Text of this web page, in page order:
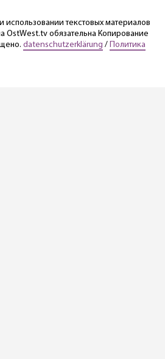
текстовых материалов
OstWest.tv обязательна Копирование
datenschutzerklärung /
Политика